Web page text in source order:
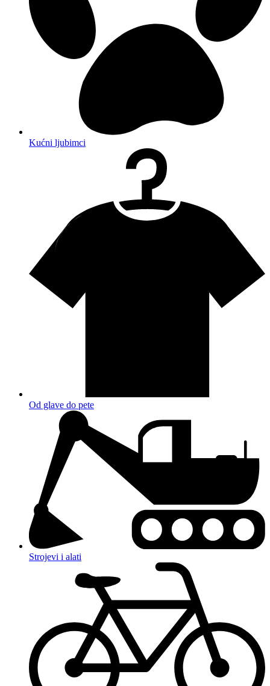
Kućni ljubimci
Od glave do pete
Strojevi i alati